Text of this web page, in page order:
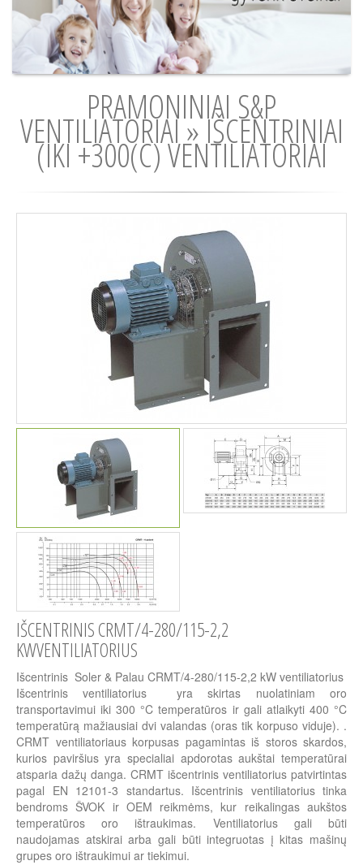
PRAMONINIAI S&P
VENTILIATORIAI » IŠCENTRINIAI
(IKI +300(C) VENTILIATORIAI
IŠCENTRINIS CRMT/4-280/115-2,2
KWVENTILIATORIUS
Išcentrinis Soler & Palau CRMT/4-280/115-2,2 kW ventiliatorius
Išcentrinis ventiliatorius yra skirtas nuolatiniam oro
transportavimui iki 300 °C temperatūros ir gali atlaikyti 400 °C
temperatūrą mažiausiai dvi valandas (oras tik korpuso viduje). .
CRMT ventiliatoriaus korpusas pagamintas iš storos skardos,
kurios paviršius yra specialiai apdorotas aukštai temperatūrai
atsparia dažų danga. CRMT išcentrinis ventiliatorius patvirtintas
pagal EN 12101-3 standartus. Išcentrinis ventiliatorius tinka
bendroms ŠVOK ir OEM reikmėms, kur reikalingas aukštos
temperatūros oro ištraukimas. Ventiliatorius gali būti
naudojamas atskirai arba gali būti integruotas į kitas mašinų
grupes oro ištraukimui ar tiekimui.